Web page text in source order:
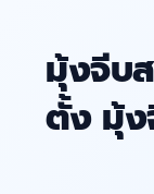
มุ้งจีบ
ตั้ง มุ้ง